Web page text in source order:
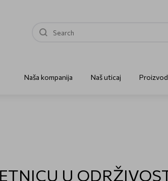
Naša kompanija Naš uticaj
U